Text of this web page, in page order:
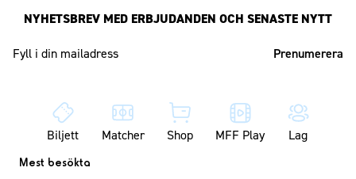
NYHETSBREV MED ERBJUDANDEN OCH SENASTE NYTT
Biljett Matcher Shop MFF Play Lag
Mest besökta